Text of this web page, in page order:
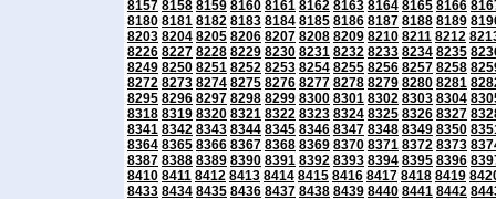
8157 8158 8159 8160 8161 8162 8163 8164 8165 8166
8180 8181 8182 8183 8184 8185 8186 8187 8188 8189
8203 8204 8205 8206 8207 8208 8209 8210 8211 8212
8226 8227 8228 8229 8230 8231 8232 8233 8234 8235
8249 8250 8251 8252 8253 8254 8255 8256 8257 8258
8272 8273 8274 8275 8276 8277 8278 8279 8280 8281
8295 8296 8297 8298 8299 8300 8301 8302 8303 8304
8318 8319 8320 8321 8322 8323 8324 8325 8326 8327
8341 8342 8343 8344 8345 8346 8347 8348 8349 8350
8364 8365 8366 8367 8368 8369 8370 8371 8372 8373
8387 8388 8389 8390 8391 8392 8393 8394 8395 8396
8410 8411 8412 8413 8414 8415 8416 8417 8418 8419
8433 8434 8435 8436 8437 8438 8439 8440 8441 8442